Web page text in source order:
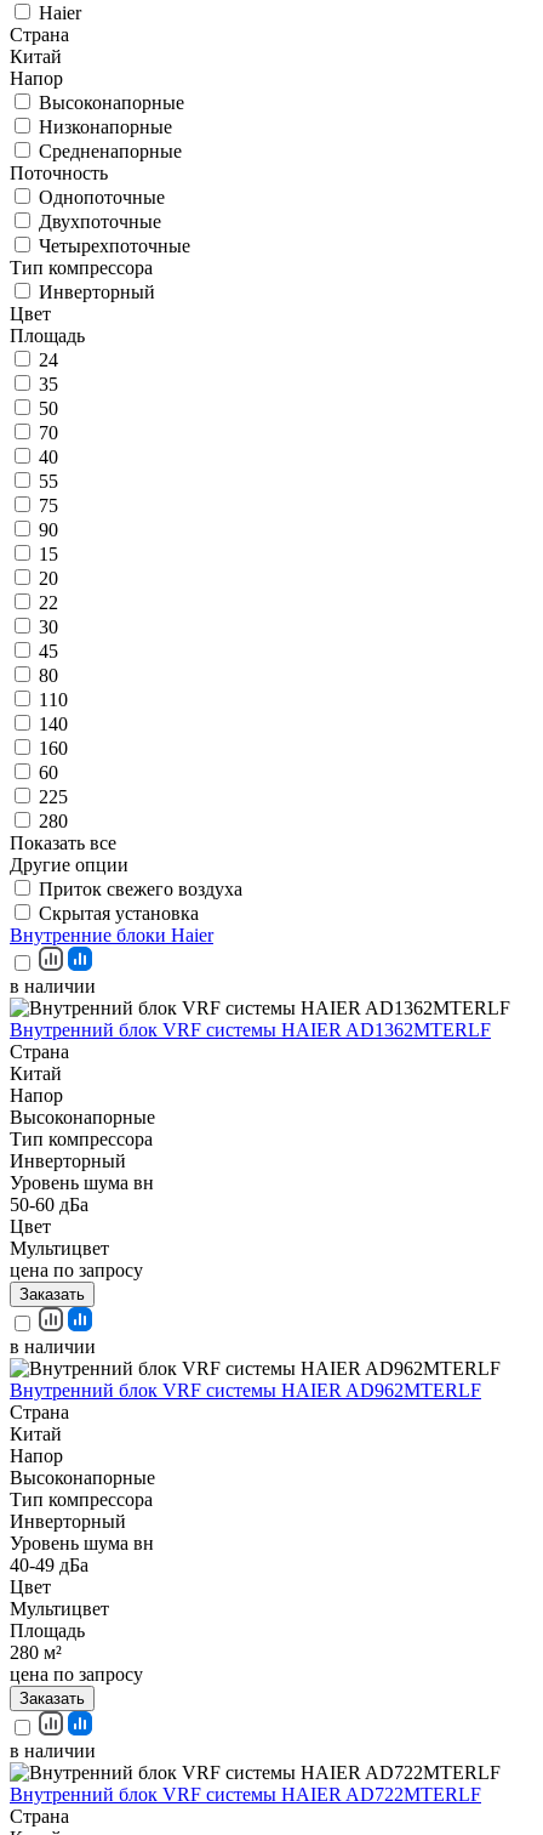
Haier
Страна
Китай
Напор
Высоконапорные
Низконапорные
Средненапорные
Поточность
Однопоточные
Двухпоточные
Четырехпоточные
Тип компрессора
Инверторный
Цвет
Площадь
24
35
50
70
40
55
75
90
15
20
22
30
45
80
110
140
160
60
225
280
Показать все
Другие опции
Приток свежего воздуха
Скрытая установка
Внутренние блоки Haier
в наличии
Внутренний блок VRF системы HAIER AD1362MTERLF
Страна
Китай
Напор
Высоконапорные
Тип компрессора
Инверторный
Уровень шума вн
50-60 дБа
Цвет
Мультицвет
цена по запросу
Заказать
в наличии
Внутренний блок VRF системы HAIER AD962MTERLF
Страна
Китай
Напор
Высоконапорные
Тип компрессора
Инверторный
Уровень шума вн
40-49 дБа
Цвет
Мультицвет
Площадь
280 м²
цена по запросу
Заказать
в наличии
Внутренний блок VRF системы HAIER AD722MTERLF
Страна